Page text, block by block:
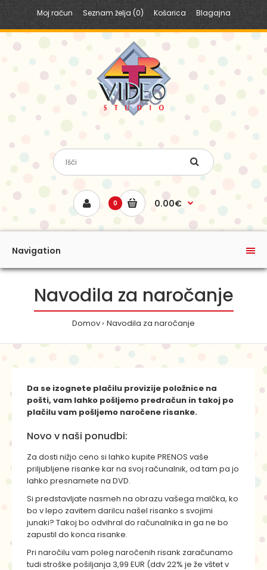
Moj račun Seznam želja (0) Košarica Blagajna
0 0.00€
Navigation
Navodila za naročanje
Domov Navodila za naročanje
Da se izognete plačilu provizije položnice na
pošti, vam lahko pošljemo predračun in takoj po
plačilu vam pošljemo naročene risanke.
Novo v naši ponudbi:
Za dosti nižjo ceno si lahko kupite PRENOS vaše
priljubljene risanke kar na svoj računalnik, od tam pa jo
lahko presnamete na DVD.
Si predstavljate nasmeh na obrazu vašega malčka, ko
bo v lepo zavitem darilcu našel risanko s svojimi
junaki? Takoj bo odvihral do računalnika in ga ne bo
zapustil do konca risanke.
Pri naročilu vam poleg naročenih risank zaračunamo
tudi stroške pošiljanja 3,99 EUR (ddv 22% je že vštet v